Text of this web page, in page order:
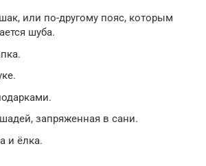
или по-другому пояс, которым
шуба.
запряженная в сани.
и ёлка.